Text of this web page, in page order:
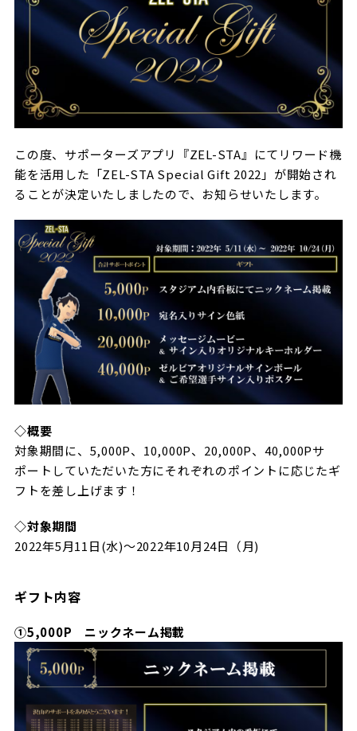
試合運営管理規程
ＦＣ町田ゼルビアアカデミー
ゼルビアフットサルパーク
この度、サポーターズアプリ『ZEL-STA』にてリワード機
能を活用した「ZEL-STA Special Gift 2022」が開始され
ることが決定いたしましたので、お知らせいたします。
◇概要
対象期間に、5,000P、10,000P、20,000P、40,000Pサ
ポートしていただいた方にそれぞれのポイントに応じたギ
フトを差し上げます！
◇対象期間
2022年5月11日(水)～2022年10月24日（月)
ギフト内容
①5,000P ニックネーム掲載